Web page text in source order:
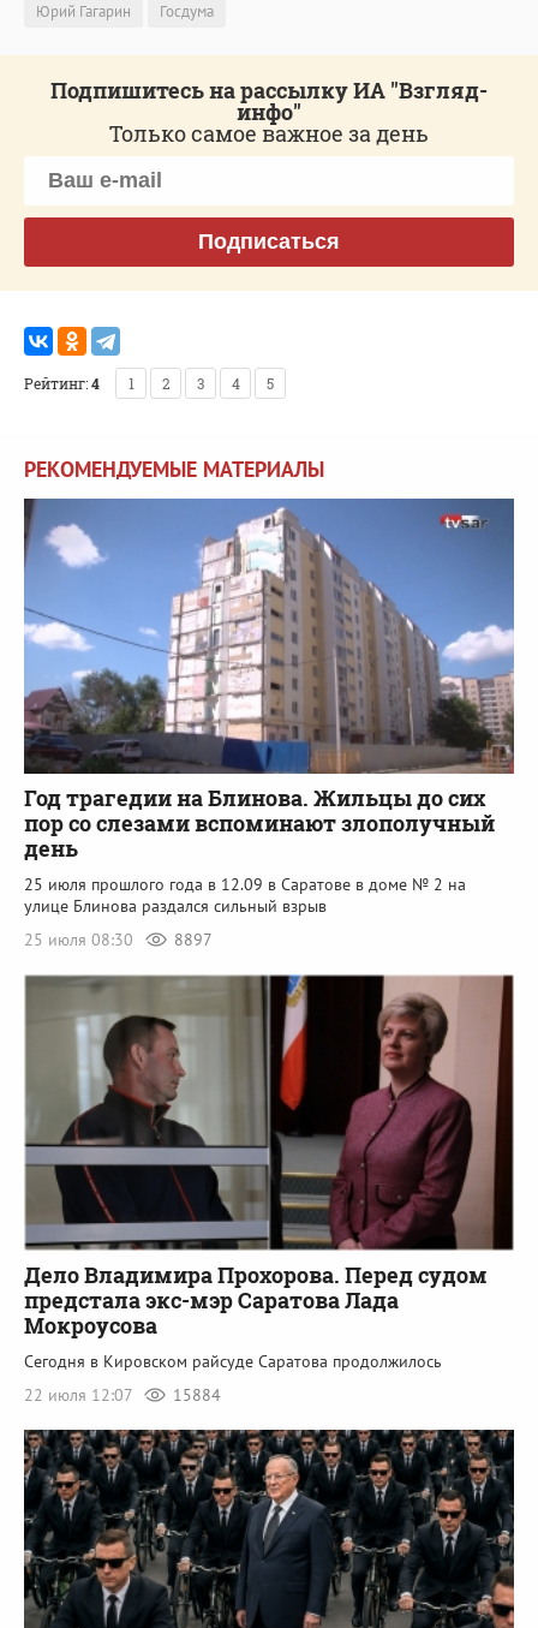
Юрий Гагарин Госдума
Подпишитесь на рассылку ИА "Взгляд-
инфо"
Только самое важное за день
Подписаться
Рейтинг:4 1 2 3 4 5
РЕКОМЕНДУЕМЫЕ МАТЕРИАЛЫ
Год трагедии на Блинова. Жильцы до сих
пор со слезами вспоминают злополучный
день
25 июля прошлого года в 12.09 в Саратове в доме № 2 на
улице Блинова раздался сильный взрыв
25 июля 08:30
8897
Дело Владимира Прохорова. Перед судом
предстала экс-мэр Саратова Лада
Мокроусова
Сегодня в Кировском райсуде Саратова продолжилось
22 июля 12:07
15884